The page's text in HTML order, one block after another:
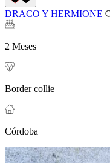
DRACO Y HERMIONE
2 Meses
Border collie
Córdoba